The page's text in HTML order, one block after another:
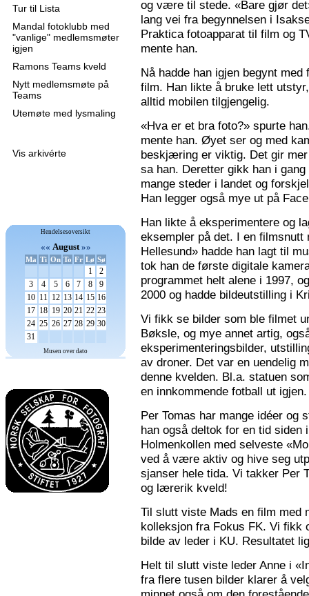
Tur til Lista
Mandal fotoklubb med
"vanlige" medlemsmøter
igjen
Ramons Teams kveld
Nytt medlemsmøte på
Teams
Utemøte med lysmaling
Vis arkivérte
Hendelsesoversikt
«« August»»
Ma Ti On To Fr Lø Sø
1
2
3
4 5 6 7 8
9
10 11 12 13 14 15 16
17 18 19 20 21 22 23
24 25 26 27 28 29 30
31
Musen over dato
og være til stede. «Bare gjør
lang vei fra begynnelsen i
Praktica fotoapparat til film og
mente han.
Nå hadde han igjen begynt
film. Han likte å bruke lett
alltid mobilen tilgjengelig.
«Hva er et bra foto?» spurte
mente han. Øyet ser og med
beskjæring er viktig. Det gir
sa han. Deretter gikk han i
mange steder i landet og
Han legger også mye ut på
Han likte å eksperimentere og
eksempler på det. I en filmsnutt
Hellesund» hadde han lagt til
tok han de første digitale
programmet helt alene i 1997,
2000 og hadde bildeutstilling i
Vi fikk se bilder som ble filmet
Bøksle, og mye annet artig,
eksperimenteringsbilder,
av droner. Det var en uendelig
denne kvelden. Bl.a. statuen
en innkommende fotball ut igjen.
Per Tomas har mange idéer og
han også deltok for en tid siden
Holmenkollen med selveste
ved å være aktiv og hive seg
sjanser hele tida. Vi takker Per
og lærerik kveld!
Til slutt viste Mads en film med
kolleksjon fra Fokus FK. Vi fikk
bilde av leder i KU. Resultatet
Helt til slutt viste leder Anne i
fra flere tusen bilder klarer å